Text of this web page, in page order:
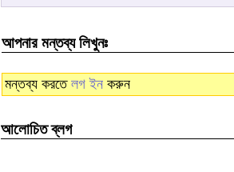
আপনার মন্তব্য লিখুনঃ
মন্তব্য করতে লগ ইন করুন
আলোচিত ব্লগ